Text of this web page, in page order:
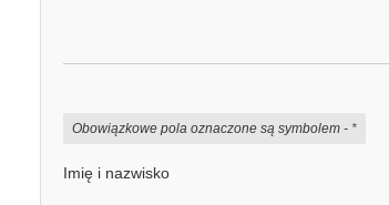
Obowiązkowe pola oznaczone są symbolem - *
Imię i nazwisko